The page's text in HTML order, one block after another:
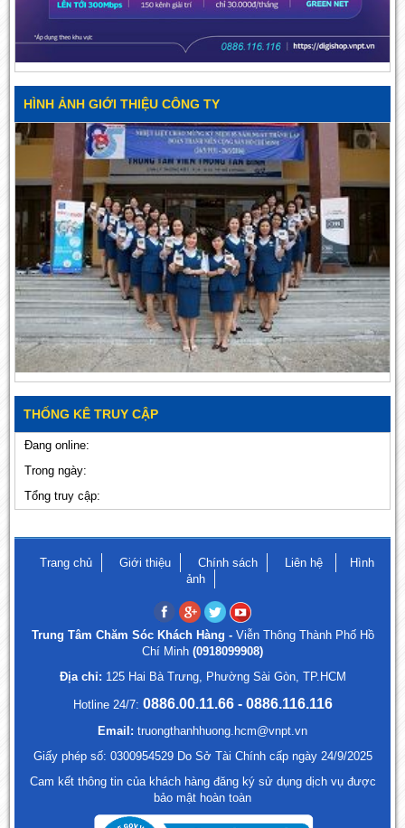
HÌNH ẢNH GIỚI THIỆU CÔNG TY
THỐNG KÊ TRUY CẬP
Đang online:
Trong ngày:
Tổng truy cập:
Trang chủ Giới thiệu Chính sách Liên hệ
Hình
ảnh
Trung Tâm Chăm Sóc Khách Hàng - Viễn Thông Thành Phố Hồ
Chí Minh (0918099908)
Địa chỉ: 125 Hai Bà Trưng, Phường Sài Gòn, TP.HCM
Hotline 24/7: 0886.00.11.66 - 0886.116.116
Email: truongthanhhuong.hcm@vnpt.vn
Giấy phép số: 0300954529 Do Sở Tài Chính cấp ngày 24/9/2025
Cam kết thông tin của khách hàng đăng ký sử dụng dịch vụ được
bảo mật hoàn toàn